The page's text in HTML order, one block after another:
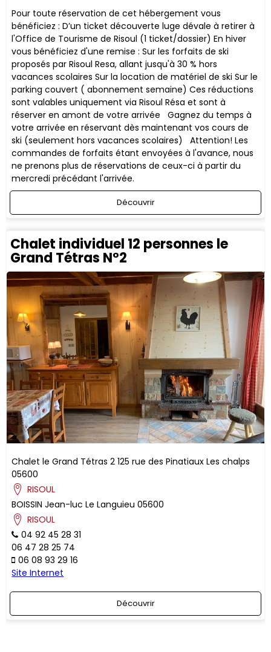
Pour toute réservation de cet hébergement vous
bénéficiez : D’un ticket découverte luge dévale à retirer à
l'Office de Tourisme de Risoul (1 ticket/dossier) En hiver
vous bénéficiez d'une remise : Sur les forfaits de ski
proposés par Risoul Resa, allant jusqu'à 30 % hors
vacances scolaires Sur la location de matériel de ski Sur le
parking couvert ( abonnement semaine) ​Ces réductions
sont valables uniquement via Risoul Résa et sont à
réserver en amont de votre arrivée Gagnez du temps à
votre arrivée en réservant dès maintenant vos cours de
ski (seulement hors vacances scolaires) Attention! Les
commandes de forfaits étant envoyées à l'avance, nous
ne prenons plus de réservations de ceux-ci à partir du
mercredi précédant l'arrivée.
Découvrir
Chalet individuel 12 personnes le
Grand Tétras N°2
Chalet le Grand Tétras 2 125 rue des Pinatiaux Les chalps
05600
RISOUL
BOISSIN Jean-luc Le Languieu 05600
RISOUL
04 92 45 28 31
06 47 28 25 74
06 08 93 29 16
Site Internet
Découvrir